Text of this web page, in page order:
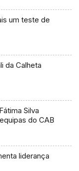
um teste de
da Calheta
Silva
do CAB
liderança